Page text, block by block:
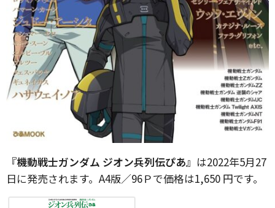
『機動戦士ガンダム ジオン兵列伝ぴあ』 は2022年5月27
日に発売されます。A4版／96Ｐで価格は1,650 円です。